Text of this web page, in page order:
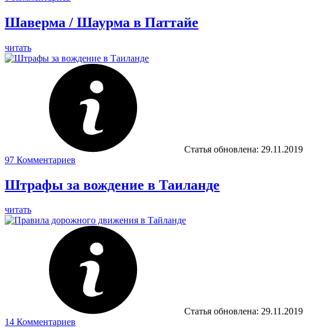
Шаверма / Шаурма в Паттайе
читать
Статья обновлена: 29.11.2019
97 Комментариев
Штрафы за вождение в Таиланде
читать
Статья обновлена: 29.11.2019
14 Комментариев